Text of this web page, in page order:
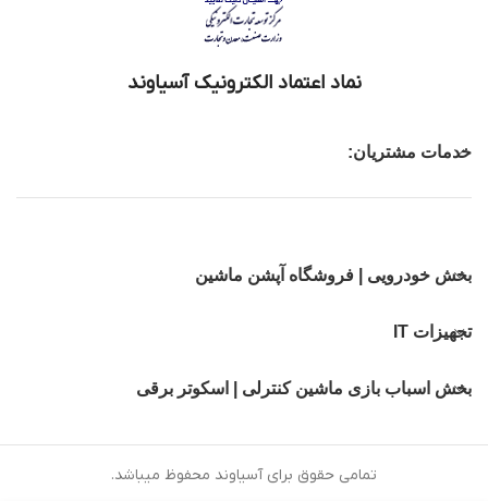
نماد اعتماد الکترونیک آسیاوند
خدمات مشتریان:
بخش خودرویی | فروشگاه آپشن ماشین
تجهیزات IT
بخش اسباب بازی ماشین کنترلی | اسکوتر برقی
تمامی حقوق برای آسیاوند محفوظ میباشد.